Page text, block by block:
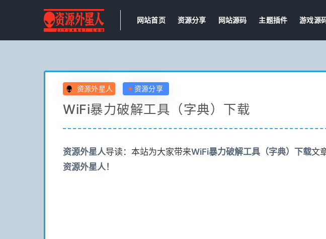
网站首页 资源分享 网站源码 主题插件 游戏源
资源外星人 资源分享
WiFi暴力破解工具（字典）下载
资源外星人导读：本站为大家带来WiFi暴力破解工具（字典）下载文
资源外星人！